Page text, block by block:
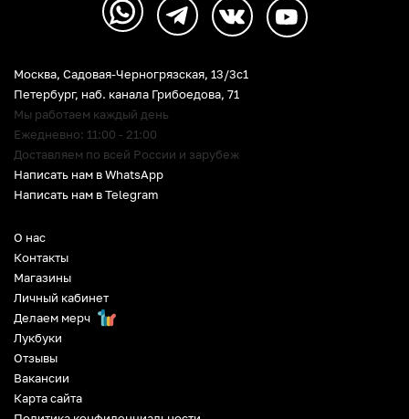
О нас
Контакты
Магазины
Личный кабинет
Делаем мерч
Лукбуки
Отзывы
Вакансии
Карта сайта
Москва, Садовая-Черногрязская, 13/3c1
Петербург, наб. канала Грибоедова, 71
Мы работаем каждый день
Ежедневно: 11:00 - 21:00
Доставляем по всей России и зарубеж
Написать нам в WhatsApp
Написать нам в Telegram